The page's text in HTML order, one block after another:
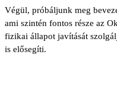
Végül, próbáljunk meg
ami szintén fontos része az
fizikai állapot javítását
is elősegíti.